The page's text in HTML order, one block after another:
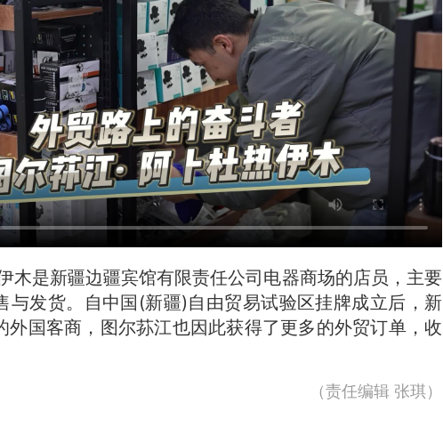
木是新疆边疆宾馆有限责任公司电器商场的店员，主要
与发货。自中国(新疆)自由贸易试验区挂牌成立后，新
外国客商，图尔荪江也因此获得了更多的外贸订单，收
（责任编辑 张琪）